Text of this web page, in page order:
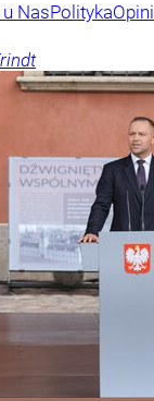
NasPolityka